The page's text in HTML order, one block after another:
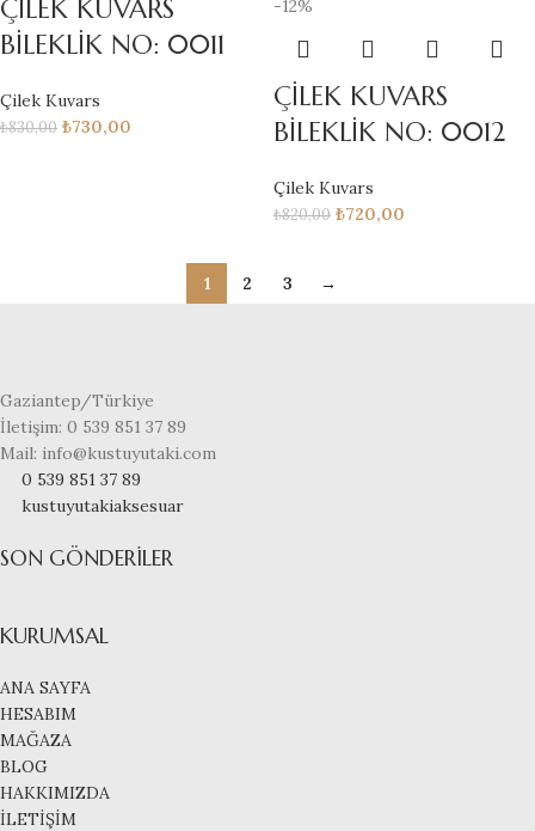
ÇİLEK KUVARS
BİLEKLİK NO: 0011
Çilek Kuvars
₺830,00 ₺730,00
-12%
ÇİLEK KUVARS
BİLEKLİK NO: 0012
Çilek Kuvars
₺820,00 ₺720,00
1 2 3 →
Gaziantep/Türkiye
İletişim: 0 539 851 37 89
Mail: info@kustuyutaki.com
0 539 851 37 89
kustuyutakiaksesuar
SON GÖNDERILER
KURUMSAL
ANA SAYFA
HESABIM
MAĞAZA
BLOG
HAKKIMIZDA
İLETİŞİM